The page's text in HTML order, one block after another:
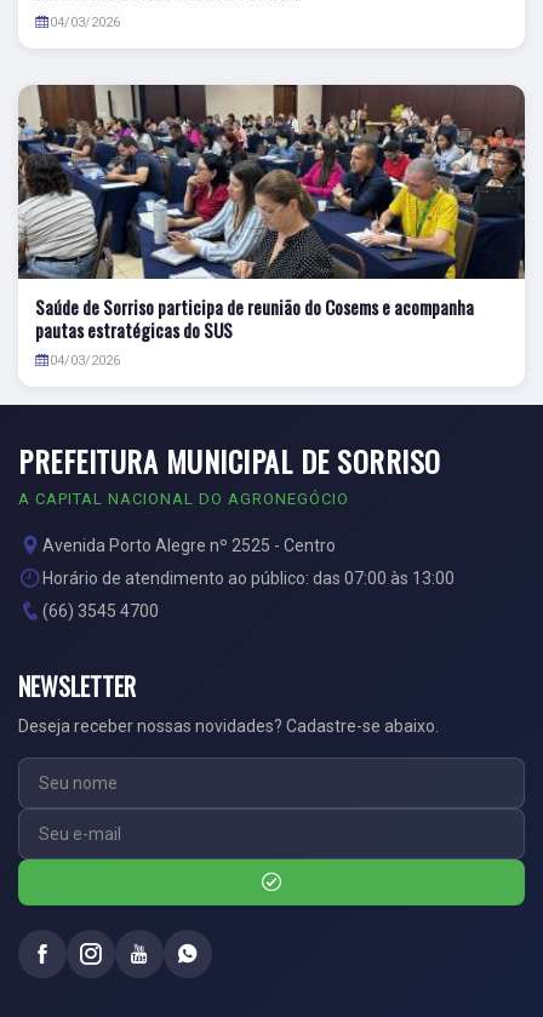
04/03/2026
Saúde de Sorriso participa de reunião do Cosems e acompanha
pautas estratégicas do SUS
04/03/2026
PREFEITURA MUNICIPAL DE SORRISO
A CAPITAL NACIONAL DO AGRONEGÓCIO
Avenida Porto Alegre nº 2525 - Centro
Horário de atendimento ao público: das 07:00 às 13:00
(66) 3545 4700
NEWSLETTER
Deseja receber nossas novidades? Cadastre-se abaixo.